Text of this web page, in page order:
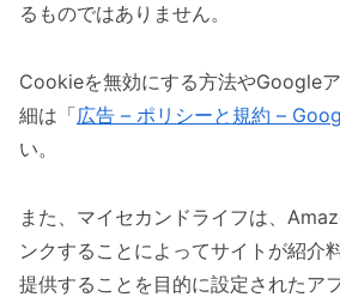
るものではありません。
Cookieを無効にする方法やGoogle
細は「広告 – ポリシーと規約 –
い。
また、マイセカンドライフは、
ンクすることによってサイトが紹介
提供することを目的に設定されたア